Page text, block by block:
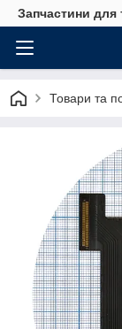
Запчастини для
Товари та